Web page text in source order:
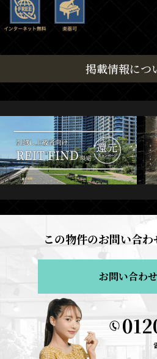
掲載情報につ
この物件のお問い合
お問い合わせ